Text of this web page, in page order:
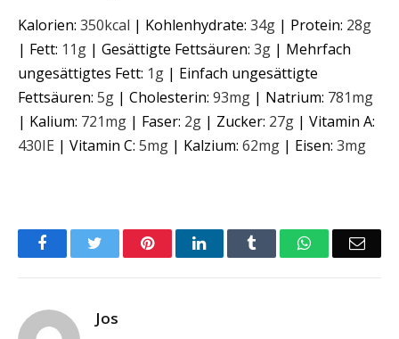
Kalorien: 350kcal | Kohlenhydrate: 34g | Protein: 28g
| Fett: 11g | Gesättigte Fettsäuren: 3g | Mehrfach
ungesättigtes Fett: 1g | Einfach ungesättigte
Fettsäuren: 5g | Cholesterin: 93mg | Natrium: 781mg
| Kalium: 721mg | Faser: 2g | Zucker: 27g | Vitamin A:
430IE | Vitamin C: 5mg | Kalzium: 62mg | Eisen: 3mg
FacebookTwitter PinterestLinkedIn Tumblr WhatsApp
Jos